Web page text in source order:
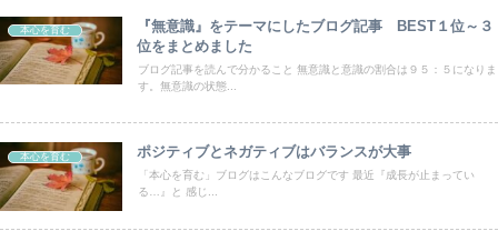
本心を育む
『無意識』をテーマにしたブログ記事 BEST１位～３
位をまとめました
ブログ記事を読んで分かること 無意識と意識の割合は９５：５になりま
す。無意識の状態...
本心を育む ポジティブとネガティブはバランスが大事
「本心を育む」ブログはこんなブログです 最近『成長が止まってい
る…』と 感じ...